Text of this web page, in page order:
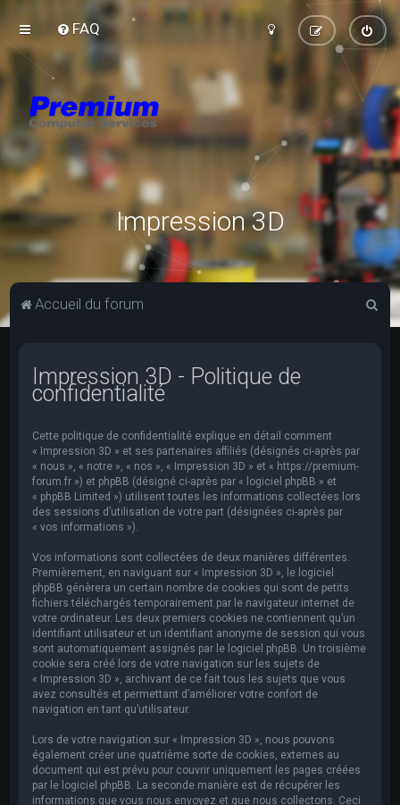
FAQ
Impression 3D
Accueil du forum
Impression 3D - Politique de
confidentialité
Cette politique de confidentialité explique en détail comment
« Impression 3D » et ses partenaires affiliés (désignés ci-après par
« nous », « notre », « nos », « Impression 3D » et « https://premium-
forum.fr ») et phpBB (désigné ci-après par « logiciel phpBB » et
« phpBB Limited ») utilisent toutes les informations collectées lors
des sessions d’utilisation de votre part (désignées ci-après par
« vos informations »).
Vos informations sont collectées de deux manières différentes.
Premièrement, en naviguant sur « Impression 3D », le logiciel
phpBB génèrera un certain nombre de cookies qui sont de petits
fichiers téléchargés temporairement par le navigateur internet de
votre ordinateur. Les deux premiers cookies ne contiennent qu’un
identifiant utilisateur et un identifiant anonyme de session qui vous
sont automatiquement assignés par le logiciel phpBB. Un troisième
cookie sera créé lors de votre navigation sur les sujets de
« Impression 3D », archivant de ce fait tous les sujets que vous
avez consultés et permettant d’améliorer votre confort de
navigation en tant qu’utilisateur.
Lors de votre navigation sur « Impression 3D », nous pouvons
également créer une quatrième sorte de cookies, externes au
document qui est prévu pour couvrir uniquement les pages créées
par le logiciel phpBB. La seconde manière est de récupérer les
informations que vous nous envoyez et que nous collectons. Ceci